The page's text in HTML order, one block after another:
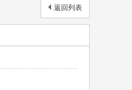
返回列表